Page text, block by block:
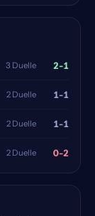
3 Duelle 2-1
2 Duelle 1-1
2 Duelle 1-1
2 Duelle 0-2